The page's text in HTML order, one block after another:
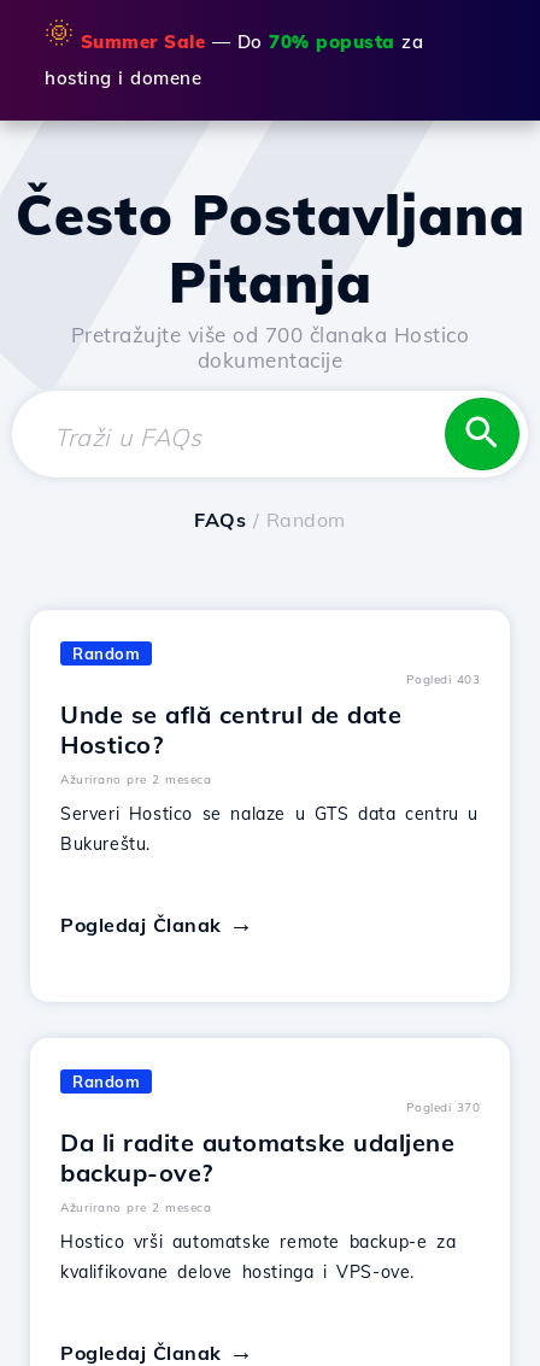
🌞 Summer Sale — Do 70% popusta za
hosting i domene
Često Postavljana
Pitanja
Pretražujte više od 700 članaka Hostico
dokumentacije
FAQs / Random
Random
Pogledi 403
Unde se află centrul de date
Hostico?
Ažurirano pre 2 meseca
Serveri Hostico se nalaze u GTS data centru u
Bukureštu.
Pogledaj Članak
Random
Pogledi 370
Da li radite automatske udaljene
backup-ove?
Ažurirano pre 2 meseca
Hostico vrši automatske remote backup-e za
kvalifikovane delove hostinga i VPS-ove.
Pogledaj Članak